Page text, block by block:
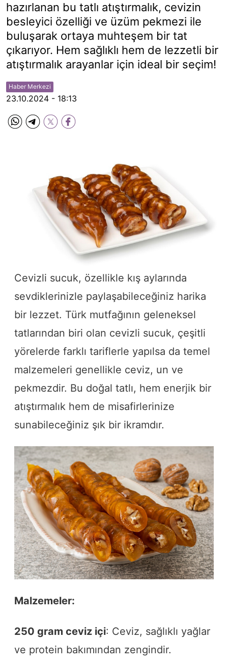
hazırlanan bu tatlı atıştırmalık, cevizin
besleyici özelliği ve üzüm pekmezi ile
buluşarak ortaya muhteşem bir tat
çıkarıyor. Hem sağlıklı hem de lezzetli bir
atıştırmalık arayanlar için ideal bir seçim!
Haber Merkezi
23.10.2024 - 18:13
Cevizli sucuk, özellikle kış aylarında
sevdiklerinizle paylaşabileceğiniz harika
bir lezzet. Türk mutfağının geleneksel
tatlarından biri olan cevizli sucuk, çeşitli
yörelerde farklı tariflerle yapılsa da temel
malzemeleri genellikle ceviz, un ve
pekmezdir. Bu doğal tatlı, hem enerjik bir
atıştırmalık hem de misafirlerinize
sunabileceğiniz şık bir ikramdır.
Malzemeler:
250 gram ceviz içi: Ceviz, sağlıklı yağlar
ve protein bakımından zengindir.